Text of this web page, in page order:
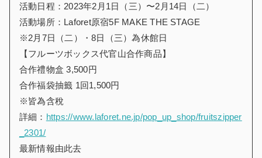
活動日程：2023年2月1日（三）〜2月14日（二）
活動場所：Laforet原宿5F MAKE THE STAGE
※2月7日（二）・8日（三）為休館日
【フルーツボックス代官山合作商品】
合作禮物盒 3,500円
合作福袋抽籤 1回1,500円
※皆為含稅
詳細： https://www.laforet.ne.jp/pop_up_shop/fruitszipper
_2301/
最新情報由此去